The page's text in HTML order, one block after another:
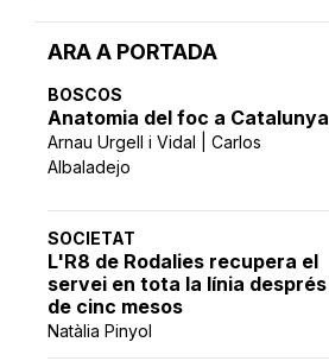
ARA A PORTADA
BOSCOS
Anatomia del foc a Catalunya
Arnau Urgell i Vidal | Carlos
Albaladejo
SOCIETAT
L'R8 de Rodalies recupera el
servei en tota la línia després
de cinc mesos
Natàlia Pinyol